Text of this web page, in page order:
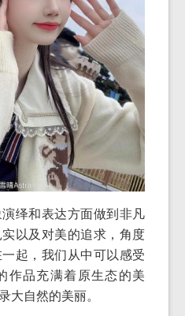
绎和表达方面做到非凡
以及对美的追求，角度
起，我们从中可以感受
作品充满着原生态的美
大自然的美丽。